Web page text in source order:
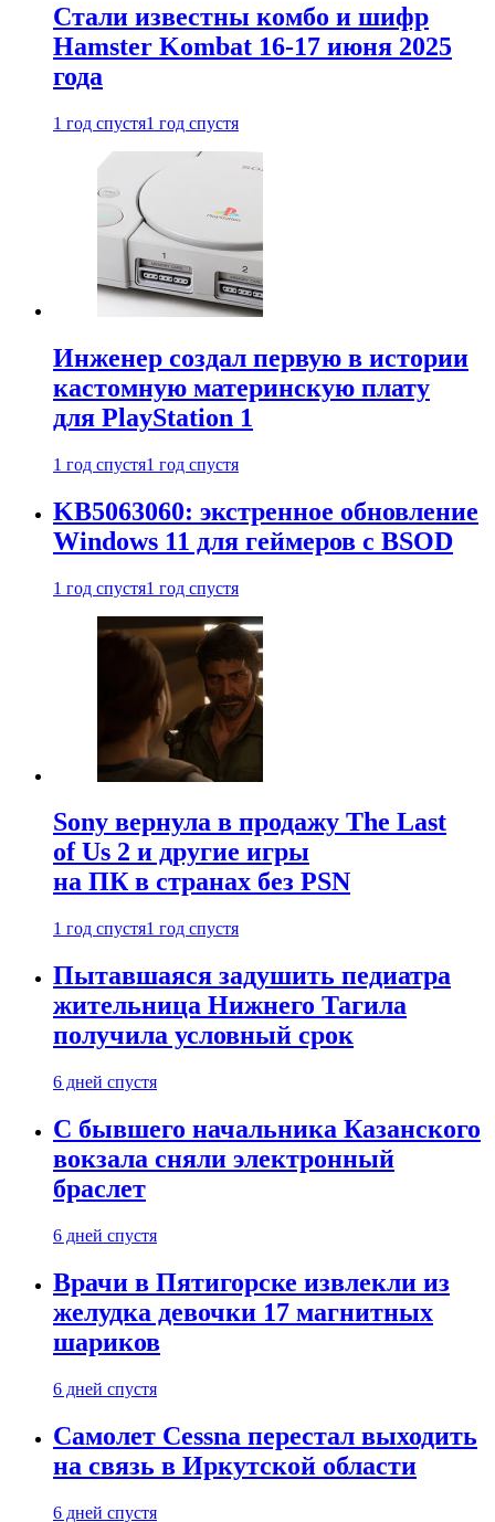
Стали известны комбо и шифр
Hamster Kombat 16-17 июня 2025
года
1 год спустя1 год спустя
Инженер создал первую в истории
кастомную материнскую плату
для PlayStation 1
1 год спустя1 год спустя
KB5063060: экстренное обновление
Windows 11 для геймеров с BSOD
1 год спустя1 год спустя
Sony вернула в продажу The Last
of Us 2 и другие игры
на ПК в странах без PSN
1 год спустя1 год спустя
Пытавшаяся задушить педиатра
жительница Нижнего Тагила
получила условный срок
6 дней спустя
С бывшего начальника Казанского
вокзала сняли электронный
браслет
6 дней спустя
Врачи в Пятигорске извлекли из
желудка девочки 17 магнитных
шариков
6 дней спустя
Самолет Cessna перестал выходить
на связь в Иркутской области
6 дней спустя